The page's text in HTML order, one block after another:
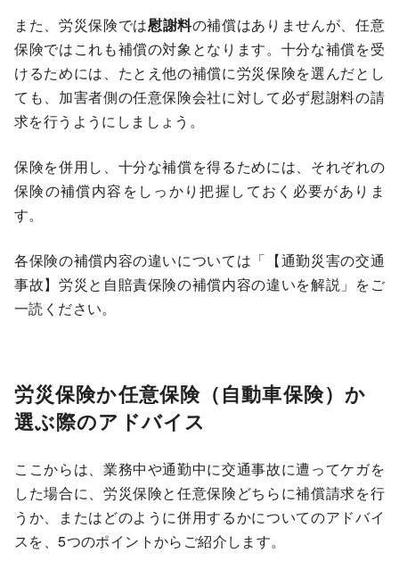
また、労災保険では慰謝料の補償はありませんが、任意
保険ではこれも補償の対象となります。十分な補償を受
けるためには、たとえ他の補償に労災保険を選んだとし
ても、加害者側の任意保険会社に対して必ず慰謝料の請
求を行うようにしましょう。
保険を併用し、十分な補償を得るためには、それぞれの
保険の補償内容をしっかり把握しておく必要がありま
す。
各保険の補償内容の違いについては「 【通勤災害の交通
事故】労災と自賠責保険の補償内容の違いを解説 」をご
一読ください。
労災保険か任意保険（自動車保険）か
選ぶ際のアドバイス
ここからは、業務中や通勤中に交通事故に遭ってケガを
した場合に、労災保険と任意保険どちらに補償請求を行
うか、またはどのように併用するかについてのアドバイ
スを、5つのポイントからご紹介します。